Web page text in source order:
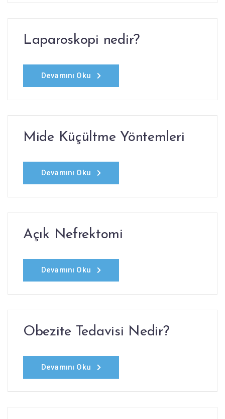
Laparoskopi nedir?
Devamını Oku
Mide Küçültme Yöntemleri
Devamını Oku
Açık Nefrektomi
Devamını Oku
Obezite Tedavisi Nedir?
Devamını Oku